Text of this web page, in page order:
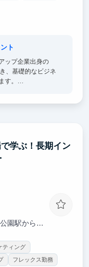
ト
ップ企業出身の
、基礎的なビジネ
す。
学ぶ！長期イン
ら徒歩10分
ティング
フレックス勤務